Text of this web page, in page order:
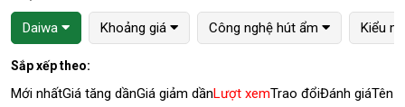
Daiwa Khoảng giá Công nghệ hút ẩm Kiểu
Sắp xếp theo:
Mới nhấtGiá tăng dầnGiá giảm dầnLượt xemTrao đổiĐánh giáTên